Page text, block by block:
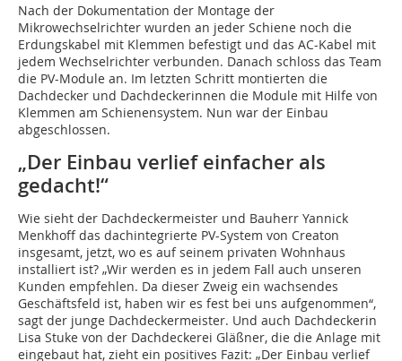
Nach der Dokumentation der Montage der
Mikrowechselrichter wurden an jeder Schiene noch die
Erdungskabel mit Klemmen befestigt und das AC-Kabel mit
jedem Wechselrichter verbunden. Danach schloss das Team
die PV-Module an. Im letzten Schritt montierten die
Dachdecker und Dachdeckerinnen die Module mit Hilfe von
Klemmen am Schienensystem. Nun war der Einbau
abgeschlossen.
„Der Einbau verlief einfacher als
gedacht!“
Wie sieht der Dachdeckermeister und Bauherr Yannick
Menkhoff das dachintegrierte PV-System von Creaton
insgesamt, jetzt, wo es auf seinem privaten Wohnhaus
installiert ist? „Wir werden es in jedem Fall auch unseren
Kunden empfehlen. Da dieser Zweig ein wachsendes
Geschäftsfeld ist, haben wir es fest bei uns aufgenommen“,
sagt der junge Dachdeckermeister. Und auch Dachdeckerin
Lisa Stuke von der Dachdeckerei Gläßner, die die Anlage mit
eingebaut hat, zieht ein positives Fazit: „Der Einbau verlief